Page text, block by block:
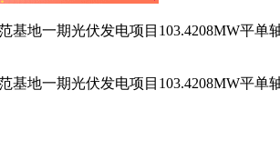
地一期光伏发电项目103.4208MW平
地一期光伏发电项目103.4208MW平